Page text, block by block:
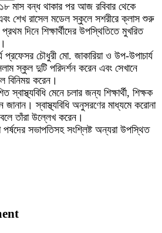
১৮ মাস বন্ধ থাকার পর আজ রবিবার থেকে
শেখ রাসেল মডেল স্কুলে সশরীরে ক্লাস শুরু
দিনে শিক্ষার্থীদের উপস্থিতিতে মুখরিত
প্রফেসর চৌধুরী মো. জাকারিয়া ও উপ-উপাচার্য
স্কুল দুটি পরিদর্শন করেন এবং সেখানে
বিনিময় করেন।
স্বাস্থ্যবিধি মেনে চলার জন্য শিক্ষার্থী, শিক্ষক
স্বাস্থ্যবিধি অনুসরণের মাধ্যমে করোনা
তাঁরা উল্লেখ করেন।
সভাপতিসহ সংশ্লিষ্ট অন্যরা উপস্থিত